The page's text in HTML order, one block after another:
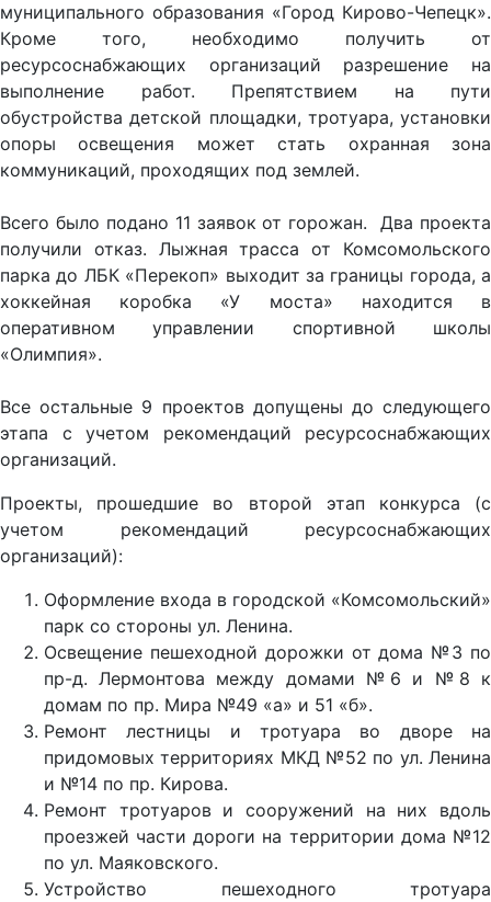
муниципального образования «Город Кирово-Чепецк».
Кроме того, необходимо получить от
ресурсоснабжающих организаций разрешение на
выполнение работ. Препятствием на пути
обустройства детской площадки, тротуара, установки
опоры освещения может стать охранная зона
коммуникаций, проходящих под землей.
Всего было подано 11 заявок от горожан. Два проекта
получили отказ. Лыжная трасса от Комсомольского
парка до ЛБК «Перекоп» выходит за границы города, а
хоккейная коробка «У моста» находится в
оперативном управлении спортивной школы
«Олимпия».
Все остальные 9 проектов допущены до следующего
этапа с учетом рекомендаций ресурсоснабжающих
организаций.
Проекты, прошедшие во второй этап конкурса (с
учетом рекомендаций ресурсоснабжающих
организаций):
Оформление входа в городской «Комсомольский»
парк со стороны ул. Ленина.
Освещение пешеходной дорожки от дома №3 по
пр-д. Лермонтова между домами №6 и №8 к
домам по пр. Мира №49 «а» и 51 «б».
Ремонт лестницы и тротуара во дворе на
придомовых территориях МКД №52 по ул. Ленина
и №14 по пр. Кирова.
Ремонт тротуаров и сооружений на них вдоль
проезжей части дороги на территории дома №12
по ул. Маяковского.
Устройство пешеходного тротуара